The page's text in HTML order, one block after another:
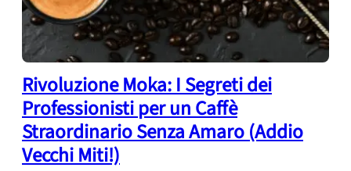
Rivoluzione Moka: I Segreti dei
Professionisti per un Caffè
Straordinario Senza Amaro (Addio
Vecchi Miti!)